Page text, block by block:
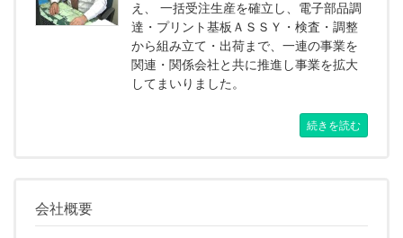
え、 一括受注生産を確立し、電子部品調
達・プリント基板ＡＳＳＹ・検査・調整
から組み立て・出荷まで、一連の事業を
関連・関係会社と共に推進し事業を拡大
してまいりました。
続きを読む
会社概要